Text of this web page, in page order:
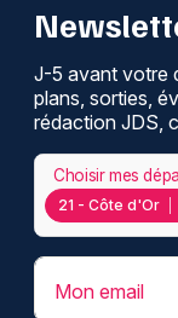
J-5 avant votre
plans, sorties,
rédaction JDS,
21 - Côte d'Or
Choisir mes
Mon email